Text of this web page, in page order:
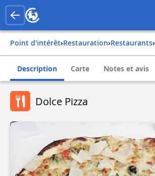
Point d'intérêt› Restauration› Restaurants›
Description Carte Notes et avis
Dolce Pizza